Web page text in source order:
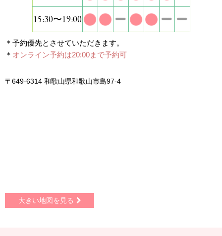
15:30〜19:00
＊予約優先とさせていただきます。
＊ オンライン予約は20:00まで予約可
〒649-6314 和歌山県和歌山市島97-4
大きい地図を見る 